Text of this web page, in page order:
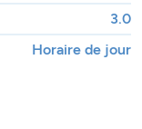
3.0
Horaire de jour